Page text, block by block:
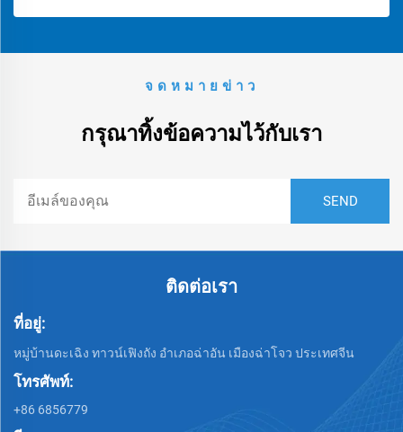
จดหมายข่าว
กรุณาทิ้งข้อความไว้กับเรา
ติดต่อเรา
ที่อยู่:
หมู่บ้านดะเฉิง ทาวน์เฟิงถัง อำเภอฉ่าอัน เมืองฉ่าโจว ประเทศจีน
โทรศัพท์:
+86 6856779